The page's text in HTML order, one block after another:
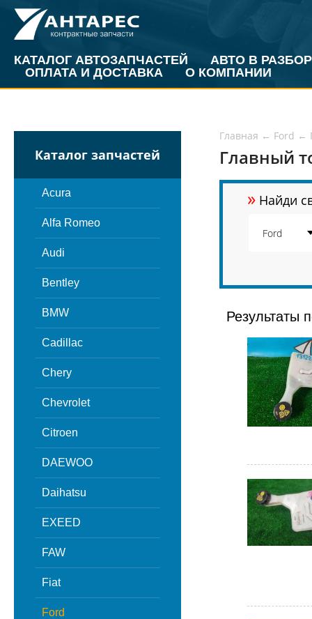
КАТАЛОГ АВТОЗАПЧАСТЕЙ
АВТО В РАЗБОР
ОПЛАТА И ДОСТАВКА
О КОМПАНИИ
Каталог запчастей
Acura
Alfa Romeo
Audi
Bentley
BMW
Cadillac
Chery
Chevrolet
Citroen
DAEWOO
Daihatsu
EXEED
FAW
Fiat
Ford
Главная ← Ford ←
Главный
» Найди
Результаты